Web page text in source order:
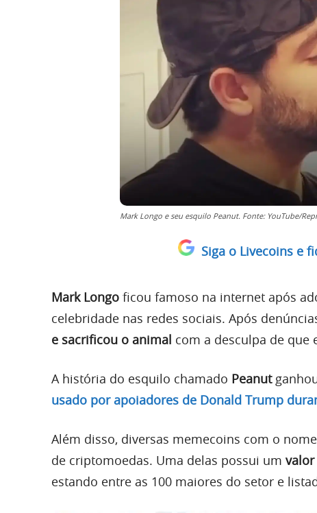
Mark Longo e seu esquilo Peanut. Fonte: YouTube/
Siga o Livecoins e
Mark Longo ficou famoso na internet após
celebridade nas redes sociais. Após
e sacrificou o animal com a desculpa de
A história do esquilo chamado Peanut
usado por apoiadores de Donald Trump
Além disso, diversas memecoins com o
de criptomoedas. Uma delas possui um valor
estando entre as 100 maiores do setor e